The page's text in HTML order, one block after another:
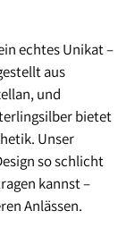
echtes Unikat –
aus
und
bietet
Unser
so schlicht
kannst –
Anlässen.